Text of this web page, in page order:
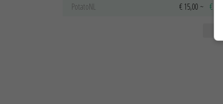
PotatoNL
€ 15,00 ~ € 23,00